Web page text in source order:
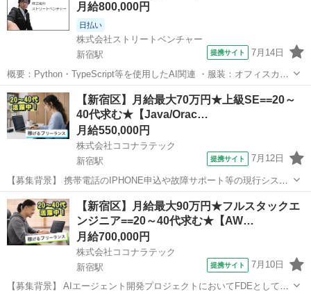
下で実施いただきます。 スキル： ...
月給800,000円
日払い
株式会社ストリートベンチャー
新宿駅
提携サイト 7月14日
概要：Python・TypeScript等を使用したAI関連 ・服装：オフィスカジ
ュアル ・貸与：PC貸与あり スキル： 必須スキル ・ソフトウェアエン
ジニアリングの経験3年以上 ・Typescriptを用いた開発経験1年以...
東京 新宿区 新宿駅 プログラマー
【新宿区】月給最大70万円★上級SE==20～
40代求む★【Java/Orac…
月給550,000円
株式会社ココナラテック
新宿駅
提携サイト 7月12日
【募集背景】 携帯電話のIPHONE申込や故障サポート等の現行システ
ムを新システムへマイグレーションするプロジェクトにおいて、上流
工程を強化するための募集となります。 【作業内容】 携帯電話の
IPHONE申込および故障サポ...
東京 新宿区 新宿駅 その他
【新宿区】月給最大90万円★フルスタックエ
ンジニア==20～40代求む★【AW…
月給700,000円
株式会社ココナラテック
新宿駅
提携サイト 7月10日
【募集背景】 AIエージェント開発プロジェクトにおいてFDEとしてご